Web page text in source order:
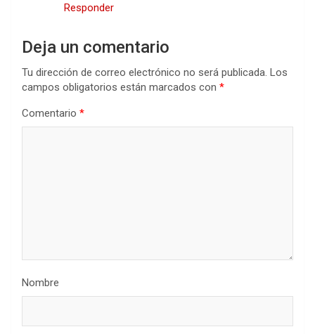
Responder
Deja un comentario
Tu dirección de correo electrónico no será publicada. Los
campos obligatorios están marcados con *
Comentario *
Nombre